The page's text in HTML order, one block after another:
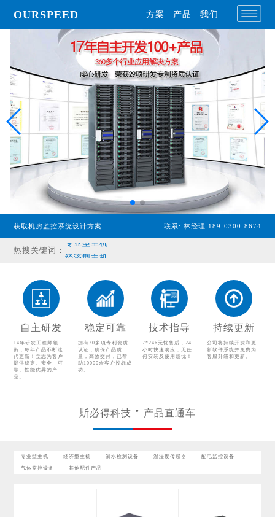
OURSPEED 方案 产品 我们
获取机房监控系统设计方案 联系: 林经理 189-0300-8674
热搜关键词：
温湿度传感器
配电监控设备
气体监控设备
其他配件产品
自主研发
14年研发工程师领
衔，每年产品不断迭
代更新！立志为客户
提供稳定、安全、可
靠、性能优异的产
品。
稳定可靠
拥有30多项专利资质
认证，确保产品质
量，高效交付，已帮
助10000余客户投标成
功。
技术指导
7*24h无忧售后，24
小时快速响应，无任
何安装及使用烦忧！
持续更新
公司将持续开发和更
新软件系统并免费为
客服升级和更新。
斯必得科技 产品直通车
专业型主机 经济型主机 漏水检测设备 温湿度传感器 配电监控设备
气体监控设备 其他配件产品